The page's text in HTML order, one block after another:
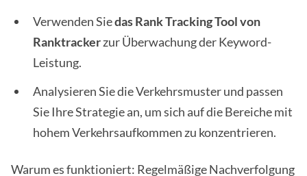
Verwenden Siedas Rank Tracking Tool von
Ranktrackerzur Überwachung der Keyword-
Leistung.
Analysieren Sie die Verkehrsmuster und passen
Sie Ihre Strategie an, um sich auf die Bereiche mit
hohem Verkehrsaufkommen zu konzentrieren.
Warum es funktioniert: Regelmäßige Nachverfolgung